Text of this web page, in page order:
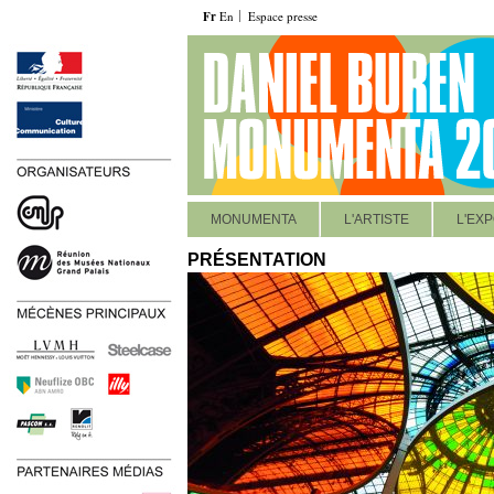
Fr En Espace presse
MONUMENTA L'ARTISTE
PRÉSENTATION
https://www.monumenta.com/fr/excentriques-